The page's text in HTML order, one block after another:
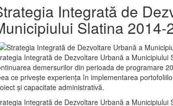
Integrată de
Slatina 2014-
Integrată de Dezvoltare Urbană a
demersurilor din perioada de programare
ce priveşte experienţa în implementarea
și capacitate administrativă.
Integrată de Dezvoltare Urbană a Municipiului